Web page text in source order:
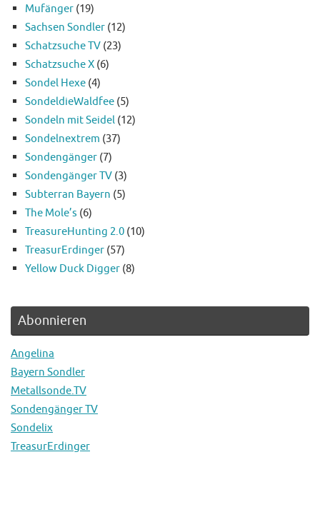
Mufänger (19)
Sachsen Sondler (12)
Schatzsuche TV (23)
Schatzsuche X (6)
Sondel Hexe (4)
SondeldieWaldfee (5)
Sondeln mit Seidel (12)
Sondelnextrem (37)
Sondengänger (7)
Sondengänger TV (3)
Subterran Bayern (5)
The Mole’s (6)
TreasureHunting 2.0 (10)
TreasurErdinger (57)
Yellow Duck Digger (8)
Abonnieren
Angelina
Bayern Sondler
Metallsonde.TV
Sondengänger TV
Sondelix
TreasurErdinger